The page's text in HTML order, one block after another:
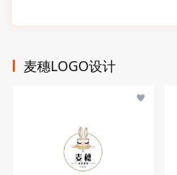
麦穗LOGO设计